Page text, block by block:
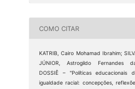
COMO CITAR
KATRIB, Cairo Mohamad Ibrahim;
JÚNIOR, Astrogildo Fernandes
DOSSIÊ – "Políticas educacionais
igualdade racial: concepções,